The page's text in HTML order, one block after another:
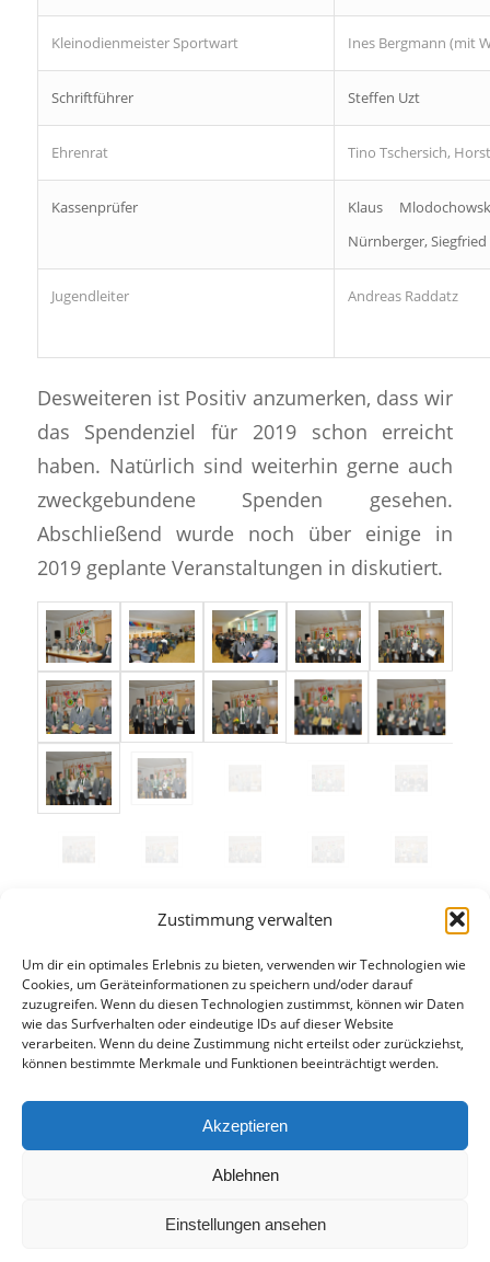
Zustimmung verwalten
Um dir ein optimales Erlebnis zu bieten, verwenden wir Technologien wie
Cookies, um Geräteinformationen zu speichern und/oder darauf
zuzugreifen. Wenn du diesen Technologien zustimmst, können wir Daten
wie das Surfverhalten oder eindeutige IDs auf dieser Website
verarbeiten. Wenn du deine Zustimmung nicht erteilst oder zurückziehst,
können bestimmte Merkmale und Funktionen beeinträchtigt werden.
Akzeptieren
Ablehnen
Einstellungen ansehen
Kleinodienmeister Sportwart Ines Bergmann (mit
Schriftführer Steffen Uzt
Ehrenrat Tino Tschersich,
Kassenprüfer
Klaus
Nürnberger,
Jugendleiter Andreas Raddatz
Desweiteren ist Positiv anzumerken, dass wir
das Spendenziel für 2019 schon erreicht
haben. Natürlich sind weiterhin gerne auch
zweckgebundene Spenden gesehen.
Abschließend wurde noch über einige in
2019 geplante Veranstaltungen in diskutiert.
Eintrag teilen